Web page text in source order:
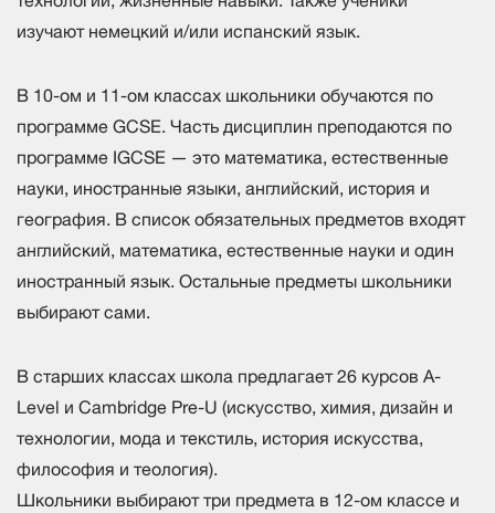
изучают немецкий и/или испанский язык.
В 10-ом и 11-ом классах школьники обучаются по
программе GCSE. Часть дисциплин преподаются по
программе IGCSE — это математика, естественные
науки, иностранные языки, английский, история и
география. В список обязательных предметов входят
английский, математика, естественные науки и один
иностранный язык. Остальные предметы школьники
выбирают сами.
В старших классах школа предлагает 26 курсов A-
Level и Cambridge Pre-U (искусство, химия, дизайн и
технологии, мода и текстиль, история искусства,
философия и теология).
Школьники выбирают три предмета в 12-ом классе и